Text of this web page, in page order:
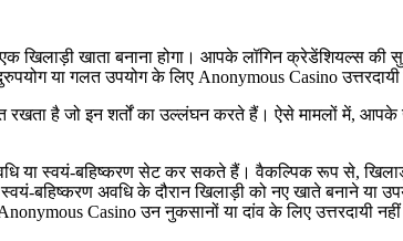
खाता बनाना होगा। आपके लॉगिन क्रेडेंशियल्स की
या गलत उपयोग के लिए Anonymous Casino उत्तरदायी
है जो इन शर्तों का उल्लंघन करते हैं। ऐसे मामलों में, आपके
या स्वयं-बहिष्करण सेट कर सकते हैं। वैकल्पिक रूप से,
बहिष्करण अवधि के दौरान खिलाड़ी को नए खाते बनाने या
Casino उन नुकसानों या दांव के लिए उत्तरदायी नहीं